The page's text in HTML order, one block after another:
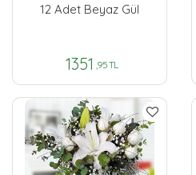
12 Adet Beyaz Gül
1351 ,95 TL